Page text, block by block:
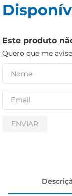
Este produto
Quero que me
ENVIAR
biscoito
papel
cerveja